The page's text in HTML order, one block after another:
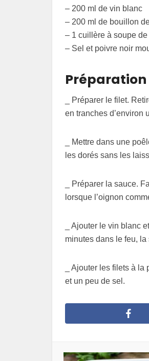
– 200 ml de vin blanc
– 200 ml de bouillon
– 1 cuillère à soupe
– Sel et poivre noir
Préparation
_ Préparer le filet.
en tranches d’environ
_ Mettre dans une
les dorés sans les
_ Préparer la sauce.
lorsque l’oignon
_ Ajouter le vin blanc
minutes dans le feu,
_ Ajouter les filets à
et un peu de sel.